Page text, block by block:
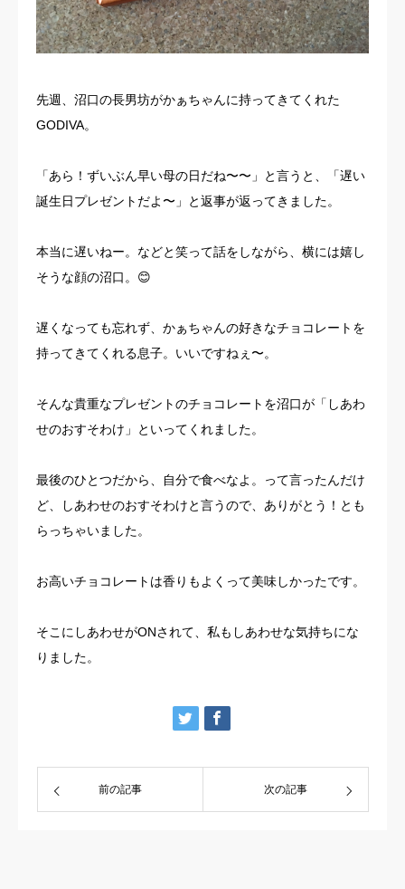
先週、沼口の長男坊がかぁちゃんに持ってきてくれた
GODIVA。
「あら！ずいぶん早い母の日だね〜〜」と言うと、「遅い
誕生日プレゼントだよ〜」と返事が返ってきました。
本当に遅いねー。などと笑って話をしながら、横には嬉し
そうな顔の沼口。😊
遅くなっても忘れず、かぁちゃんの好きなチョコレートを
持ってきてくれる息子。いいですねぇ〜。
そんな貴重なプレゼントのチョコレートを沼口が「しあわ
せのおすそわけ」といってくれました。
最後のひとつだから、自分で食べなよ。って言ったんだけ
ど、しあわせのおすそわけと言うので、ありがとう！とも
らっちゃいました。
お高いチョコレートは香りもよくって美味しかったです。
そこにしあわせがONされて、私もしあわせな気持ちにな
りました。
前の記事 次の記事